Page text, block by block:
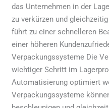
das Unternehmen in der
zu verkürzen und
führt zu einer schnelleren
einer höheren
Verpackungssysteme Die
wichtiger Schritt im
Automatisierung optimiert
Verpackungssysteme